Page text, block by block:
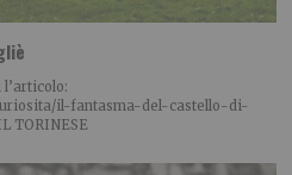
il-fantasma-del-castello-di-
TORINESE